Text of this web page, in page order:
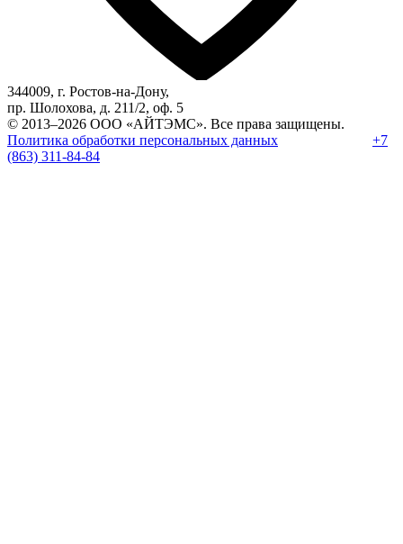
344009, г. Ростов-на-Дону,
пр. Шолохова, д. 211/2, оф. 5
© 2013–2026 ООО «АЙТЭМС». Все права защищены.
Политика обработки персональных данных
+7
(863) 311-84-84